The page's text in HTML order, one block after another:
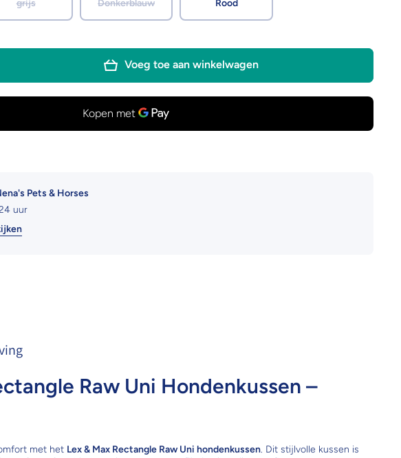
grijs Donkerblauw Rood
Voeg toe aan winkelwagen
Pets & Horses
uur
Raw Uni Hondenkussen –
met het Lex & Max Rectangle Raw Uni hondenkussen. Dit stijlvolle kussen is